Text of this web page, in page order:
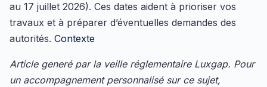
au 17 juillet 2026). Ces dates aident à prioriser vos
travaux et à préparer d’éventuelles demandes des
autorités. Contexte
Article generé par la veille réglementaire Luxgap. Pour
un accompagnement personnalisé sur ce sujet,